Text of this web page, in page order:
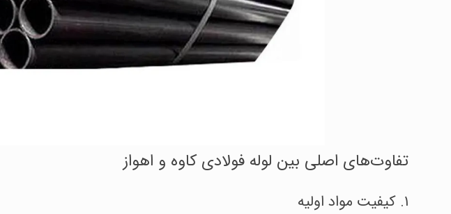
تفاوت‌های اصلی بین لوله فولادی کاوه و اهواز
۱. کیفیت مواد اولیه